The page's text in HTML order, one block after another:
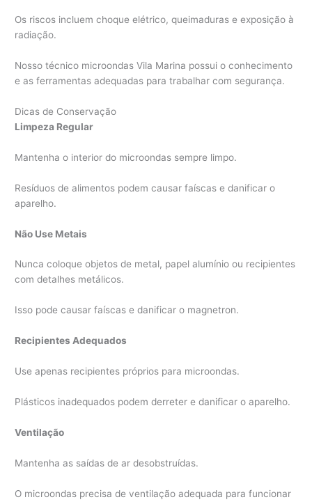
Os riscos incluem choque elétrico, queimaduras e exposição à
radiação.
Nosso técnico microondas Vila Marina possui o conhecimento
e as ferramentas adequadas para trabalhar com segurança.
Dicas de Conservação
Limpeza Regular
Mantenha o interior do microondas sempre limpo.
Resíduos de alimentos podem causar faíscas e danificar o
aparelho.
Não Use Metais
Nunca coloque objetos de metal, papel alumínio ou recipientes
com detalhes metálicos.
Isso pode causar faíscas e danificar o magnetron.
Recipientes Adequados
Use apenas recipientes próprios para microondas.
Plásticos inadequados podem derreter e danificar o aparelho.
Ventilação
Mantenha as saídas de ar desobstruídas.
O microondas precisa de ventilação adequada para funcionar